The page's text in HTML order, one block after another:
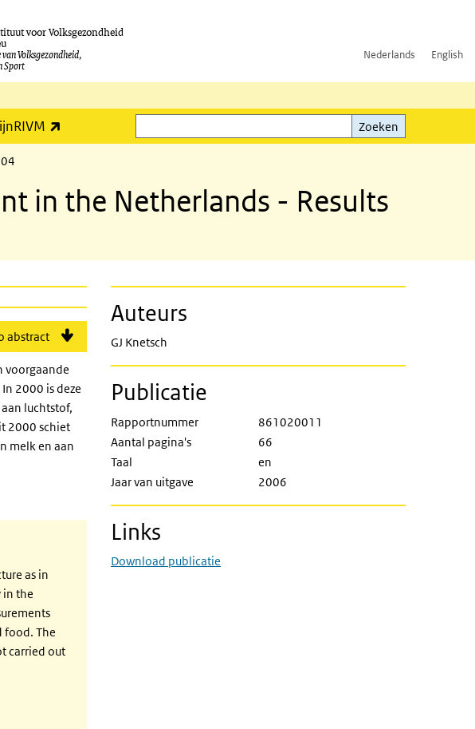
voor Volksgezondheid
Volksgezondheid,
Sport
Nederlands English
Zoeken
Zoeken
in the Netherlands - Results
abstract
voorgaande
2000 is deze
luchtstof,
2000 schiet
melk en aan
as in
in the
food. The
carried out
Auteurs
GJ Knetsch
Publicatie
Rapportnummer
861020011
Aantal pagina's
66
Taal
en
Jaar van uitgave
2006
Links
Download publicatie